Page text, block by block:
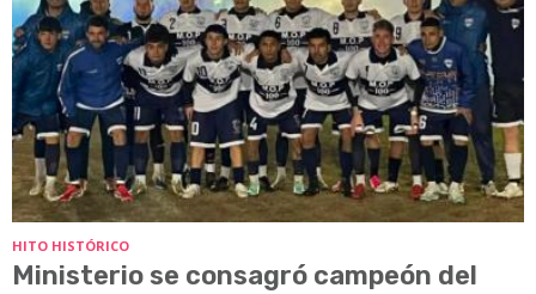
HITO HISTÓRICO
Ministerio se consagró campeón del